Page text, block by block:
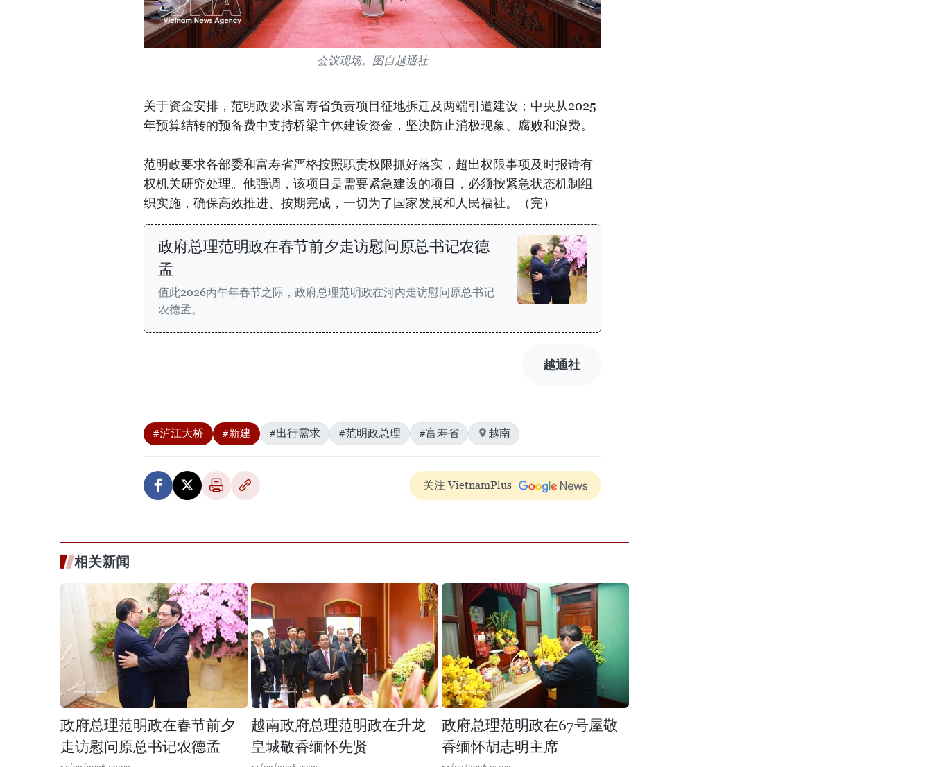
会议现场。图自越通社
关于资金安排，范明政要求富寿省负责项目征地拆迁及两端引道建设；中央从2025
年预算结转的预备费中支持桥梁主体建设资金，坚决防止消极现象、腐败和浪费。
范明政要求各部委和富寿省严格按照职责权限抓好落实，超出权限事项及时报请有
权机关研究处理。他强调，该项目是需要紧急建设的项目，必须按紧急状态机制组
织实施，确保高效推进、按期完成，一切为了国家发展和人民福祉。（完）
政府总理范明政在春节前夕走访慰问原总书记农德
孟
值此2026丙午年春节之际，政府总理范明政在河内走访慰问原总书记
农德孟。
越通社
#泸江大桥 #新建 #出行需求 #范明政总理 #富寿省 越南
关注 VietnamPlus
相关新闻
政府总理范明政在春节前夕
走访慰问原总书记农德孟
越南政府总理范明政在升龙
皇城敬香缅怀先贤
政府总理范明政在67号屋敬
香缅怀胡志明主席